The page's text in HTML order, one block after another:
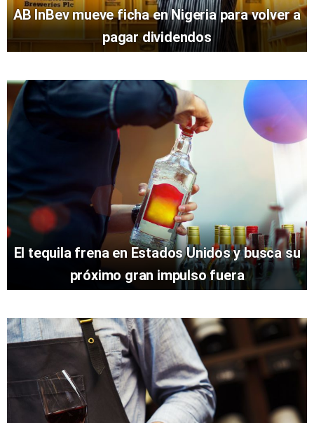
AB InBev mueve ficha en Nigeria para volver a
pagar dividendos
El tequila frena en Estados Unidos y busca su
próximo gran impulso fuera